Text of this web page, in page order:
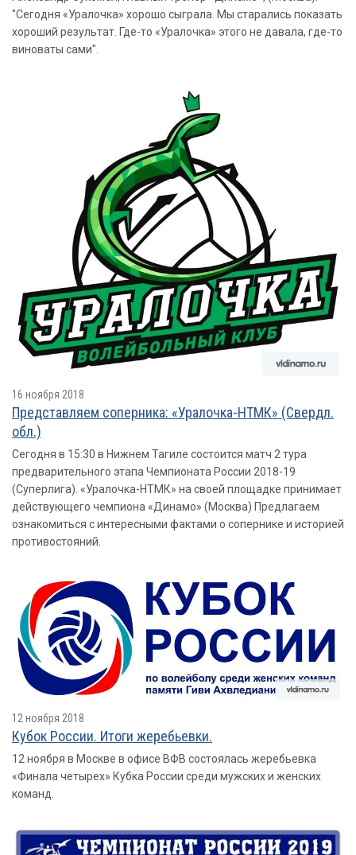
"Сегодня «Уралочка» хорошо сыграла. Мы старались показать
хороший результат. Где-то «Уралочка» этого не давала, где-то
виноваты сами".
16 ноября 2018
Представляем соперника: «Уралочка-НТМК» (Свердл.
обл.)
Сегодня в 15:30 в Нижнем Тагиле состоится матч 2 тура
предварительного этапа Чемпионата России 2018-19
(Суперлига). «Уралочка-НТМК» на своей площадке принимает
действующего чемпиона «Динамо» (Москва) Предлагаем
ознакомиться с интересными фактами о сопернике и историей
противостояний.
12 ноября 2018
Кубок России. Итоги жеребьевки.
12 ноября в Москве в офисе ВФВ состоялась жеребьевка
«Финала четырех» Кубка России среди мужских и женских
команд.